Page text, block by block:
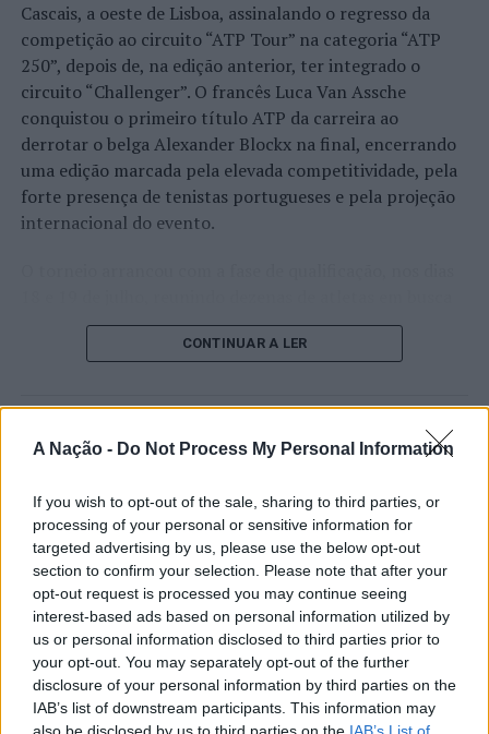
A Nação - Do Not Process My Personal Information
If you wish to opt-out of the sale, sharing to third parties, or
processing of your personal or sensitive information for
targeted advertising by us, please use the below opt-out
section to confirm your selection. Please note that after your
opt-out request is processed you may continue seeing
interest-based ads based on personal information utilized by
us or personal information disclosed to third parties prior to
your opt-out. You may separately opt-out of the further
disclosure of your personal information by third parties on the
IAB’s list of downstream participants. This information may
Cascais, a oeste de Lisboa, assinalando o regresso da
competição ao circuito “ATP Tour” na categoria “ATP
250”, depois de, na edição anterior, ter integrado o
circuito “Challenger”. O francês Luca Van Assche
conquistou o primeiro título ATP da carreira ao
derrotar o belga Alexander Blockx na final, encerrando
uma edição marcada pela elevada competitividade, pela
forte presença de tenistas portugueses e pela projeção
internacional do evento.
de um lugar no quadro principal. A cerimónia de
abertura contou com a presença do presidente da
acompanhado pelo executivo municipal, assinalando o
concelho no centro do calendário internacional do
Apesar das desistências de última hora de jogadores
como Casper Ruud (Noruega), Alejandro Davidovich
Fokina (Espanha) e Matteo Arnaldi (Itália), a prova
apresentou um quadro competitivo de elevado nível,
liderado pelo russo Andrey Rublev, primeiro cabeça de
série, pelo italiano Luciano Darderi, pelo chileno
Alejandro Tabilo e pelo belga Alexander Blockx.
Um dos momentos mais aguardados da semana foi
CONTINUAR A LER
ATUALIDADE
Internacional de Artes e Ofícios”
promete afirmar artesanato,
património e inovação como
“motores de desenvolvimento
económico e cultural” do município
português
Publicado 20 horas atrás on 07/08/2026